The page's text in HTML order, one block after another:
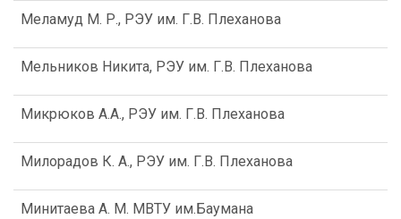
Меламуд М. Р., РЭУ им. Г.В. Плеханова
Мельников Никита, РЭУ им. Г.В. Плеханова
Микрюков А.А., РЭУ им. Г.В. Плеханова
Милорадов К. А., РЭУ им. Г.В. Плеханова
Минитаева А. М. МВТУ им.Баумана